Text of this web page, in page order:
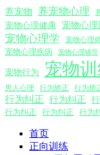
养宠物 养宠物心理
宠物心理健康 宠物心理
宠物心理学 宠物心理
宠物心理疾病
宠物心理辅导
宠物行为 宠物
男人心理 行为矫正 行为矫
行为纠正 行为纠正
行为纠正
行为纠正 行为
首页
正向训练